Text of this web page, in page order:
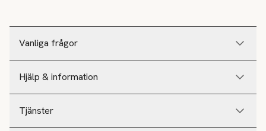
Vanliga frågor
Hjälp & information
Tjänster